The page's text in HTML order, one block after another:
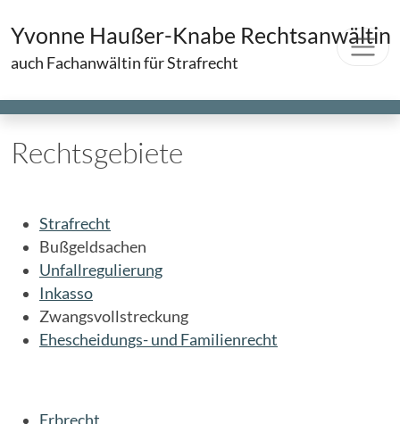
Yvonne Haußer-Knabe Rechtsanwältin
auch Fachanwältin für Strafrecht
Rechtsgebiete
Strafrecht
Bußgeldsachen
Unfallregulierung
Inkasso
Zwangsvollstreckung
Ehescheidungs- und Familienrecht